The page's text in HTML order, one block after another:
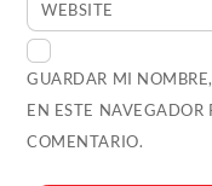
WEBSITE
GUARDAR MI
EN ESTE NAVEGADOR
COMENTARIO.